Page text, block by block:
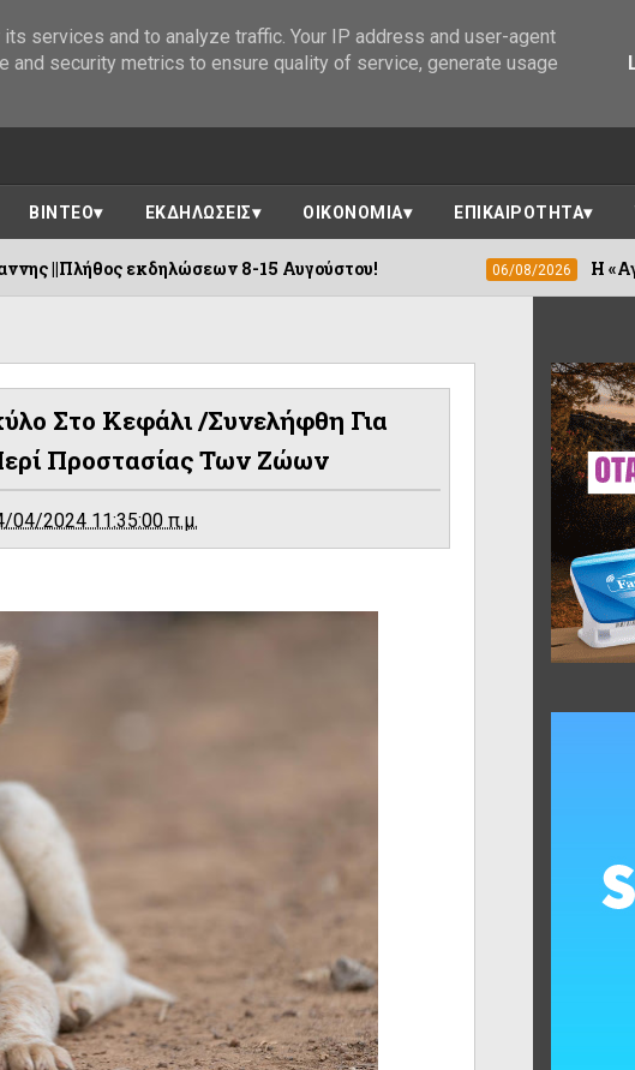
ΒΙΝΤΕΟ ΕΚΔΗΛΩΣΕΙΣ ΟΙΚΟΝΟΜΙΑ ΕΠΙΚΑΙΡΟΤΗΤΑ
8-15 Αυγούστου! 06/08/2026 Η «Αγιογραφία των
Στο Κεφάλι /Συνελήφθη Για
Προστασίας Των Ζώων
04/2024 11:35:00 π.μ.
services and to analyze traffic. Your IP address and user-agent
and security metrics to ensure quality of service, generate usage